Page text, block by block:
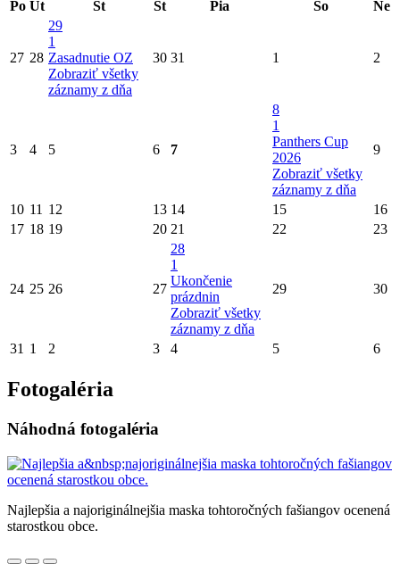
Po Ut St Št Pia So Ne
27 28
29
1
Zasadnutie OZ
Zobraziť všetky
záznamy z dňa
30 31 1 2
3 4 5 6 7
8
1
Panthers Cup
2026
Zobraziť všetky
záznamy z dňa
9
10 11 12 13 14 15
16
17 18 19 20 21 22 23
24 25 26 27
28
1
Ukončenie
prázdnin
Zobraziť všetky
záznamy z dňa
29 30
31 1 2 3 4 5 6
Fotogaléria
Náhodná fotogaléria
Najlepšia a najoriginálnejšia maska tohtoročných fašiangov ocenená
starostkou obce.